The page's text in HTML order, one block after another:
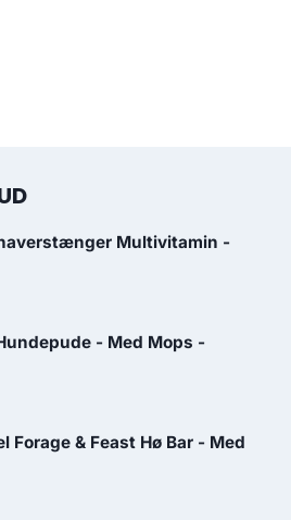
Multivitamin -
- Med Mops -
Forage & Feast Hø Bar - Med